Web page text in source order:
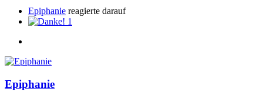
Epiphanie reagierte darauf
1
Epiphanie